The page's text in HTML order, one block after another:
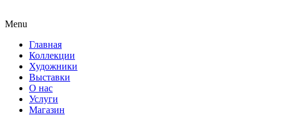
Menu
Главная
Коллекции
Художники
Выставки
О нас
Услуги
Магазин